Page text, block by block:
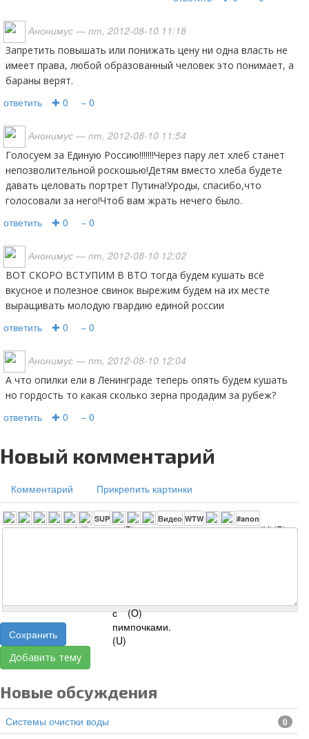
Анонимус — пт, 2012-08-10 11:18
запретить повышать или понижать цену ни одна власть не
имеет права, любой образованный человек это понимает, а
бараны верят.
ответить ✚ 0 − 0
Анонимус — пт, 2012-08-10 11:54
Голосуем за Единую Россию!!!!!!!Через пару лет хлеб станет
непозволительной роскошью!Детям вместо хлеба будете
давать целовать портрет Путина!Уроды, спасибо,что
голосовали за него!Чтоб вам жрать нечего было.
ответить ✚ 0 − 0
Анонимус — пт, 2012-08-10 12:02
ВОТ СКОРО ВСТУПИМ В ВТО тогда будем кушать всё
вкусное и полезное свинок вырежим будем на их месте
выращивать молодую гвардию единой россии
ответить ✚ 0 − 0
Анонимус — пт, 2012-08-10 12:04
А что опилки ели в Ленинграде теперь опять будем кушать
но гордость то какая сколько зерна продадим за рубеж?
ответить ✚ 0 − 0
Новый комментарий
Комментарий Прикрепить картинки
Сохранить
Добавить тему
Новые обсуждения
Системы очистки воды 0